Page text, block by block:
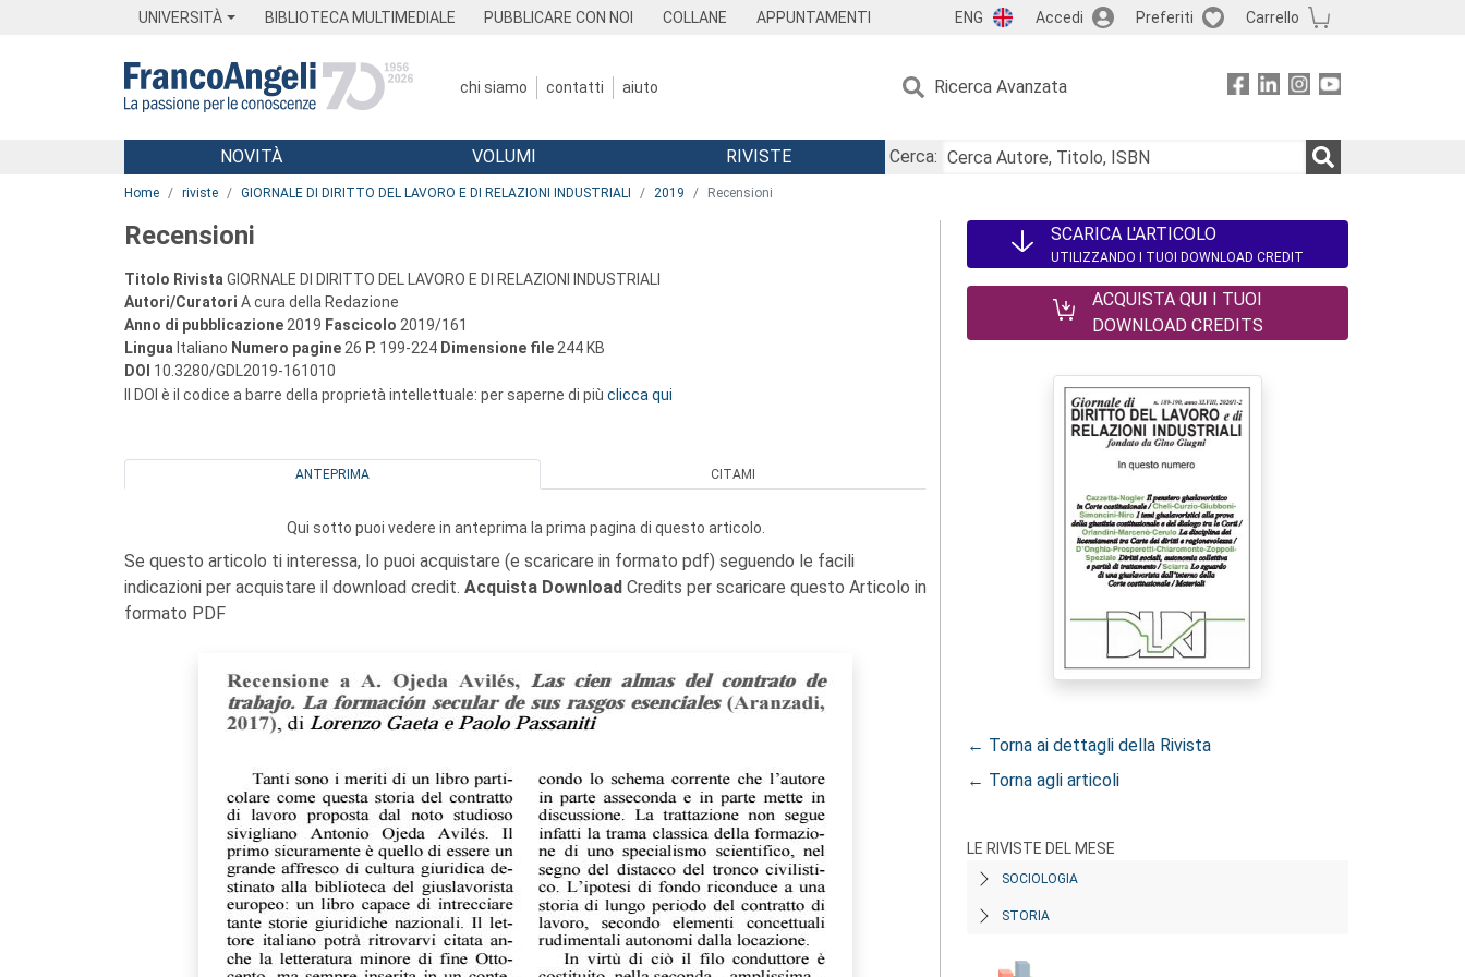
UNIVERSITÀ BIBLIOTECA MULTIMEDIALE PUBBLICARE CON NOI COLLANE APPUNTAMENTI ENG Accedi Preferiti Carrello
chi siamo contatti aiuto Ricerca Avanzata
Menu
NOVITÀ VOLUMI RIVISTE
Cerca:
Home riviste GIORNALE DI DIRITTO DEL LAVORO E DI RELAZIONI INDUSTRIALI 2019 Recensioni
Recensioni
Titolo Rivista GIORNALE DI DIRITTO DEL LAVORO E DI RELAZIONI INDUSTRIALI
Autori/Curatori A cura della Redazione
Anno di pubblicazione 2019 Fascicolo 2019/161
Lingua Italiano Numero pagine 26 P. 199-224 Dimensione file 244 KB
DOI 10.3280/GDL2019-161010
Il DOI è il codice a barre della proprietà intellettuale: per saperne di più clicca qui
ANTEPRIMA CITAMI
Qui sotto puoi vedere in anteprima la prima pagina di questo articolo.
Se questo articolo ti interessa, lo puoi acquistare (e scaricare in formato pdf) seguendo le facili
indicazioni per acquistare il download credit. Acquista Download Credits per scaricare questo Articolo in
formato PDF
SCARICA L'ARTICOLO
UTILIZZANDO I TUOI DOWNLOAD CREDIT
ACQUISTA QUI I TUOI
DOWNLOAD CREDITS
← Torna ai dettagli della Rivista
← Torna agli articoli
LE RIVISTE DEL MESE
SOCIOLOGIA
STORIA